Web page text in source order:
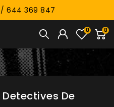
/ 644 369 847
0
0
De